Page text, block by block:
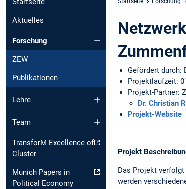
Startseite
Aktuelles
Forschung
ZEW
Publikationen
Lehre
Team
TransforM Excellence of
Cluster
Munich Papers in
Political Economy
Gefördert durch:
Projektlaufzeit:
Projekt-Partner:
Dr. Christian
Projekt-Website
Projekt
Das Projekt
werden